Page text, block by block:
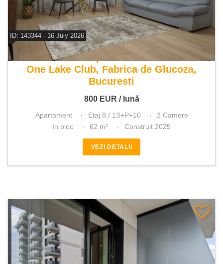
ID: 143344 - 16 July 2026
De inchiriat apartament 2 camere
One Lake Club, Fabrica de Glucoza,
Bucuresti
800 EUR / lună
Apartament Etaj 8 / 1S+P+10
2 Camere
In bloc
62 m² Construit 2025
VEZI DETALII